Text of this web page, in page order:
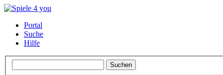
Portal
Suche
Hilfe